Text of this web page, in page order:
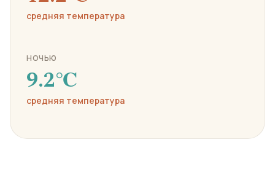
средняя температура
НОЧЬЮ
9.2℃
средняя температура